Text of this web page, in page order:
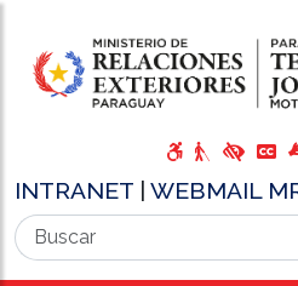
INTRANET WEBMAIL